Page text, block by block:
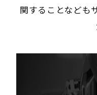
関することなども